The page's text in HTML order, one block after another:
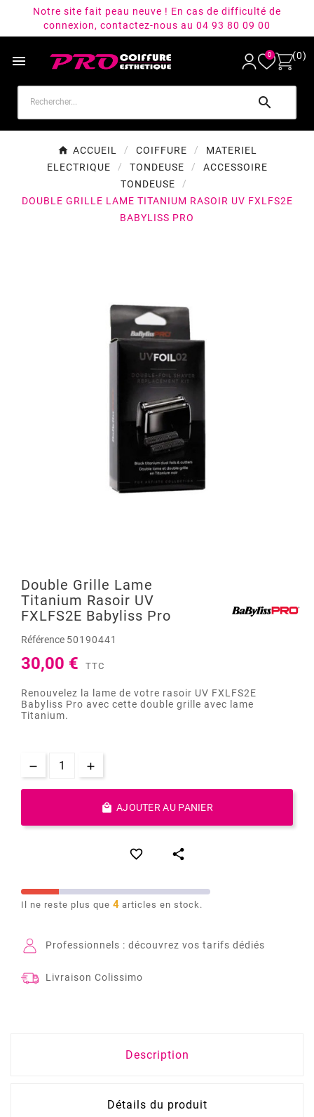
Notre site fait peau neuve ! En cas de difficulté de
connexion, contactez-nous au 04 93 80 09 00
 0 (0)

ACCUEIL COIFFURE
MATERIEL
ELECTRIQUE
TONDEUSE
ACCESSOIRE
TONDEUSE
DOUBLE GRILLE LAME TITANIUM RASOIR UV FXLFS2E
BABYLISS PRO
Double Grille Lame
Titanium Rasoir UV
FXLFS2E Babyliss Pro
Référence 50190441
30,00 € TTC
Renouvelez la lame de votre rasoir UV FXLFS2E
Babyliss Pro avec cette double grille avec lame
Titanium.
 AJOUTER AU PANIER
 
Il ne reste plus que 4 articles en stock.
Professionnels : découvrez vos tarifs dédiés
Livraison Colissimo
Description
Détails du produit